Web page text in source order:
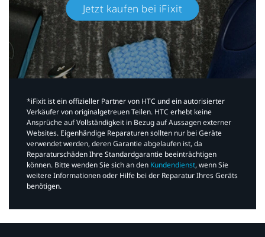
Jetzt kaufen bei iFixit​
*iFixit ist ein offizieller Partner von HTC und ein autorisierter
Verkäufer von originalgetreuen Teilen. HTC erhebt keine
Ansprüche auf Vollständigkeit in Bezug auf Aussagen externer
Websites. Eigenhändige Reparaturen sollten nur bei Geräte
verwendet werden, deren Garantie abgelaufen ist, da
Reparaturschäden Ihre Standardgarantie beeinträchtigen
können. Bitte wenden Sie sich an den Kundendienst, wenn Sie
weitere Informationen oder Hilfe bei der Reparatur Ihres Geräts
benötigen.​